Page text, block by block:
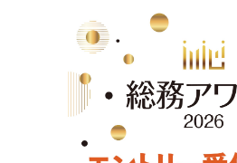
リスクマネジメント・BCP
社外・社内広報
社外・社内コミュニケーション活
FM・オフィス移転
CSR・SDGs
テクノロジー活用・DX
助成金・補助金・コスト削減
アウトソーシング・BPO
調